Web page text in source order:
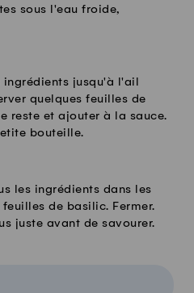
sous l'eau froide,
ingrédients jusqu'à l'ail
quelques feuilles de
reste et ajouter à la sauce.
bouteille.
les ingrédients dans les
de basilic. Fermer.
juste avant de savourer.